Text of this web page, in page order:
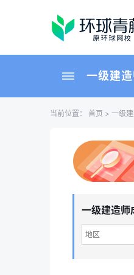
一级建
当前位置： 首页 > 一级
一级建造师
地区